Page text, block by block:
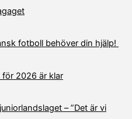
fotboll behöver din hjälp!
för 2026 är klar
– ”Det är vi